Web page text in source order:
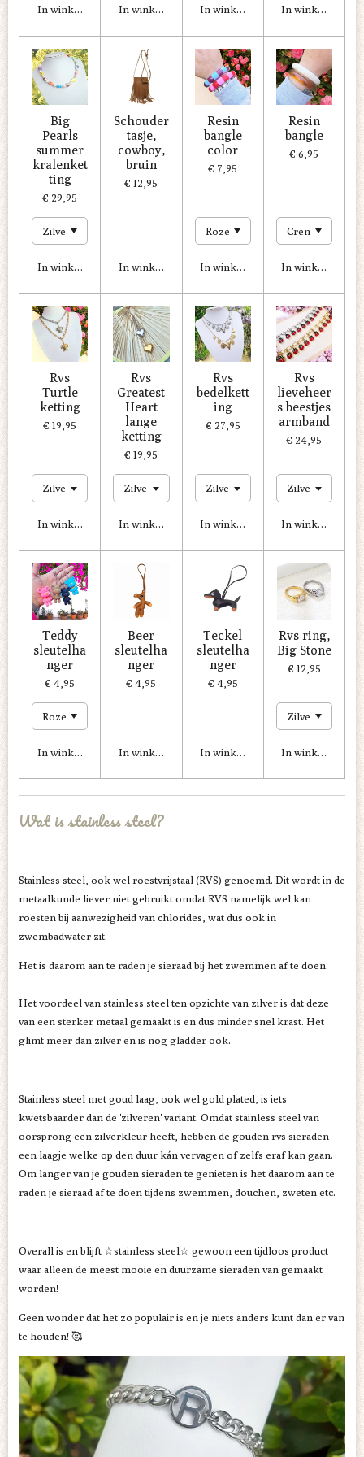
In winkelwagen In winkelwagen In winkelwagen In winkelwagen
Big
Pearls
summer
kralenket
ting
€ 29,95
In winkelwagen
Schouder
tasje,
cowboy,
bruin
€ 12,95
In winkelwagen
Resin
bangle
color
€ 7,95
In winkelwagen
Resin
bangle
€ 6,95
In winkelwagen
Rvs
Turtle
ketting
€ 19,95
In winkelwagen
Rvs
Greatest
Heart
lange
ketting
€ 19,95
In winkelwagen
Rvs
bedelkett
ing
€ 27,95
In winkelwagen
Rvs
lieveheer
s beestjes
armband
€ 24,95
In winkelwagen
Teddy
sleutelha
nger
€ 4,95
In winkelwagen
Beer
sleutelha
nger
€ 4,95
In winkelwagen
Teckel
sleutelha
nger
€ 4,95
In winkelwagen
Rvs ring,
Big Stone
€ 12,95
In winkelwagen
Wat is stainless steel?
Stainless steel, ook wel roestvrijstaal (RVS) genoemd. Dit wordt in de
metaalkunde liever niet gebruikt omdat RVS namelijk wel kan
roestenbij aanwezigheid van chlorides, wat dus ook in
zwembadwater zit.
Het is daarom aan te raden je sieraad bij het zwemmen af te doen.
Het voordeel van stainless steel ten opzichte van zilver is dat deze
van een sterker metaal gemaakt is en dus minder snel krast. Het
glimt meer dan zilver en is nog gladder ook.
Stainless steel met goud laag, ook wel gold plated, is iets
kwetsbaarder dan de 'zilveren' variant. Omdat stainless steel van
oorsprong een zilverkleur heeft, hebben de gouden rvs sieraden
een laagje welke op den duur kán vervagen of zelfs eraf kan gaan.
Om langer van je gouden sieraden te genieten is het daarom aan te
raden je sieraad af te doen tijdens zwemmen, douchen, zweten etc.
Overall is en blijft ☆stainless steel☆ gewoon een tijdloos product
waar alleen de meest mooie en duurzame sieraden van gemaakt
worden!
Geen wonder dat het zo populair is en je niets anders kunt dan er van
te houden! 🥰